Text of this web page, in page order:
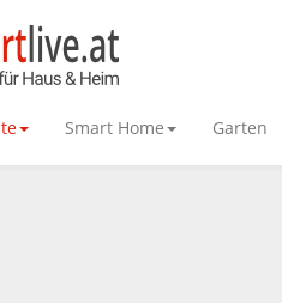
Smart Home Garten